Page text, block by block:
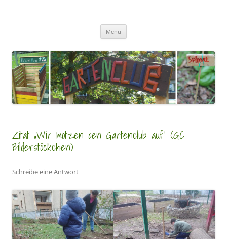
Menü
Zitat „Wir motzen den Gartenclub auf“ (GC
Bilderstöckchen)
Schreibe eine Antwort